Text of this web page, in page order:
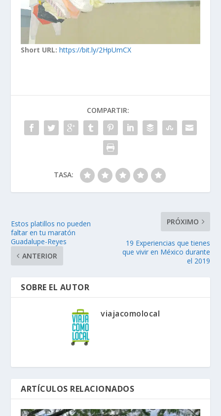
Short URL: https://bit.ly/2HpUmCX
COMPARTIR:
TASA:
Estos platillos no pueden
faltar en tu maratón
Guadalupe-Reyes
ANTERIOR
PRÓXIMO
19 Experiencias que tienes
que vivir en México durante
el 2019
SOBRE EL AUTOR
viajacomolocal
ARTÍCULOS RELACIONADOS